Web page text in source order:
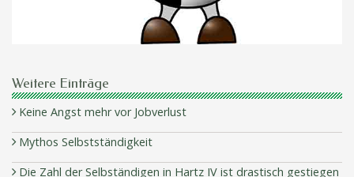
Weitere Einträge
Keine Angst mehr vor Jobverlust
Mythos Selbstständigkeit
Die Zahl der Selbständigen in Hartz IV ist drastisch gestiegen